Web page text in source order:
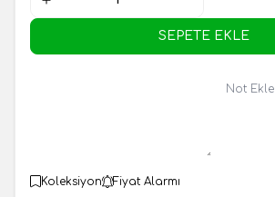
SEPETE EKLE
Not Ekle
Koleksiyon Fiyat Alarmı